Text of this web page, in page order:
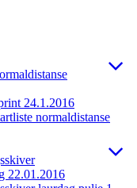
24.1.2016
normaldistanse
22.01.2016